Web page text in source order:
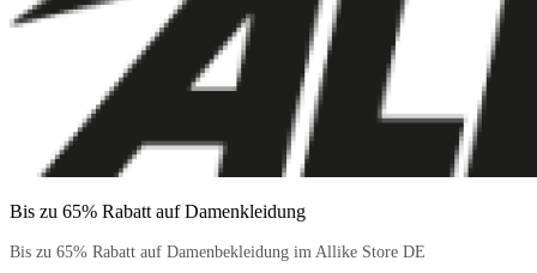
Bis zu 65% Rabatt auf Damenkleidung
Bis zu 65% Rabatt auf Damenbekleidung im Allike Store DE